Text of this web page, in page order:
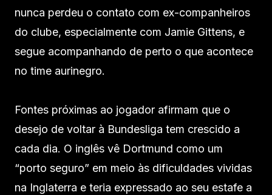
nunca perdeu o contato com ex-companheiros
do clube, especialmente com Jamie Gittens, e
segue acompanhando de perto o que acontece
no time aurinegro.
Fontes próximas ao jogador afirmam que o
desejo de voltar à Bundesliga tem crescido a
cada dia. O inglês vê Dortmund como um
“porto seguro” em meio às dificuldades vividas
na Inglaterra e teria expressado ao seu estafe a